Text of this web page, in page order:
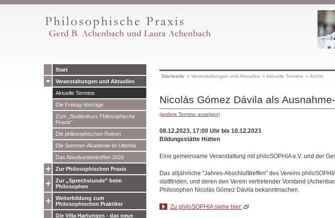
Start
Veranstaltungen und Aktuelles
Aktuelle Termine
Die Freitag-Vorträge
Zum „Studienkurs Philosophische
Praxis”
Die philosophischen Reisen
Die Sommer-Akademie im Ultental
Das Absolvententreffen 2026
Zur Philosophischen Praxis
Zur „Sprechstunde” beim
Philosophen
Weiterbildung zum
Philosophischen Praktiker
Die Villa Hartungen - das neue
Startseite » Veranstaltungen und Aktuelles » Aktuelle Termine » Archiv
Nicolás Gómez Dávila als
(andere Termine anzeigen)
08.12.2023, 17:00 Uhr bis 10.12.2023
Bildungsstätte Hütten
Eine gemeinsame Veranstaltung mit philoSOPHIA e.V. und der
Das alljährliche "Jahres-Abschlußtreffen" des Vereins
stattfinden, und deren den Verein vertretender Vorstand
Philosophen Nicolás Gómez Dávila bekanntmachen.
Zu philoSOPHIA siehe hier: